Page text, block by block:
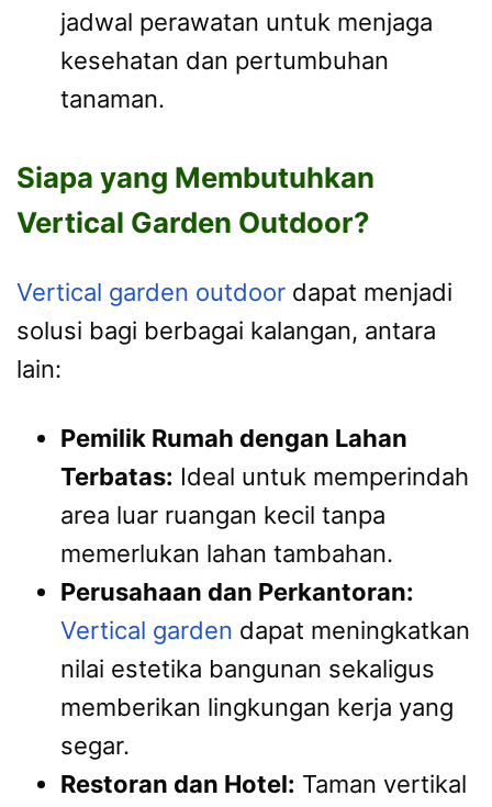
jadwal perawatan untuk menjaga
kesehatan dan pertumbuhan
tanaman.
Siapa yang Membutuhkan
Vertical Garden Outdoor?
Vertical garden outdoor dapat menjadi
solusi bagi berbagai kalangan, antara
lain:
Pemilik Rumah dengan Lahan
Terbatas: Ideal untuk memperindah
area luar ruangan kecil tanpa
memerlukan lahan tambahan.
Perusahaan dan Perkantoran:
Vertical garden dapat meningkatkan
nilai estetika bangunan sekaligus
memberikan lingkungan kerja yang
segar.
Restoran dan Hotel: Taman vertikal